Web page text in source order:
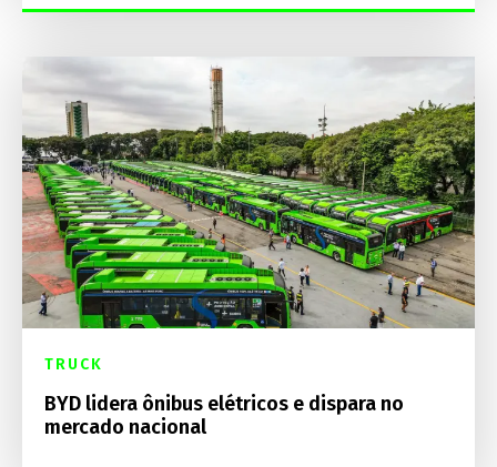
TRUCK
BYD lidera ônibus elétricos e dispara no
mercado nacional